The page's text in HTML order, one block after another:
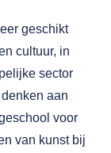
geschikt
cultuur, in
sector
aan
voor
van kunst bij